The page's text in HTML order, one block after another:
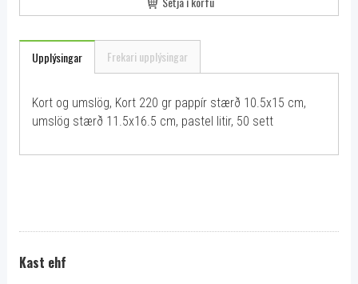
Upplýsingar Frekari upplýsingar
Kort og umslög, Kort 220 gr pappír stærð 10.5x15 cm,
umslög stærð 11.5x16.5 cm, pastel litir, 50 sett
Kast ehf